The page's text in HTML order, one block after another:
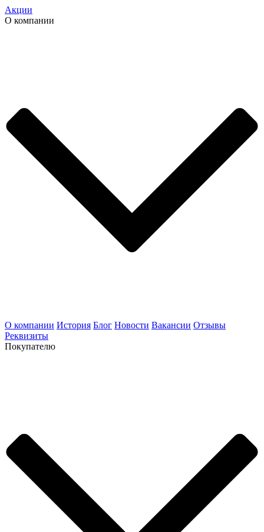
Акции
О компании
О компании История Блог Новости Вакансии Отзывы
Реквизиты
Покупателю